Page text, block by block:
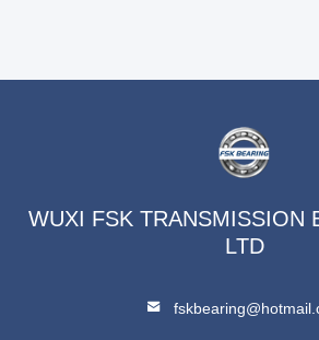
WUXI FSK TRANSMISSION
LTD